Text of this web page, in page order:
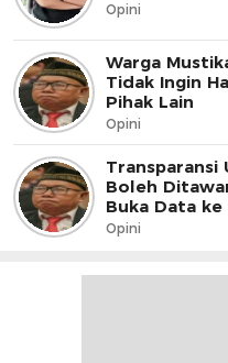
Opini
Warga
Tidak Ingin
Pihak Lain
Opini
Transparansi
Boleh
Buka Data
Opini